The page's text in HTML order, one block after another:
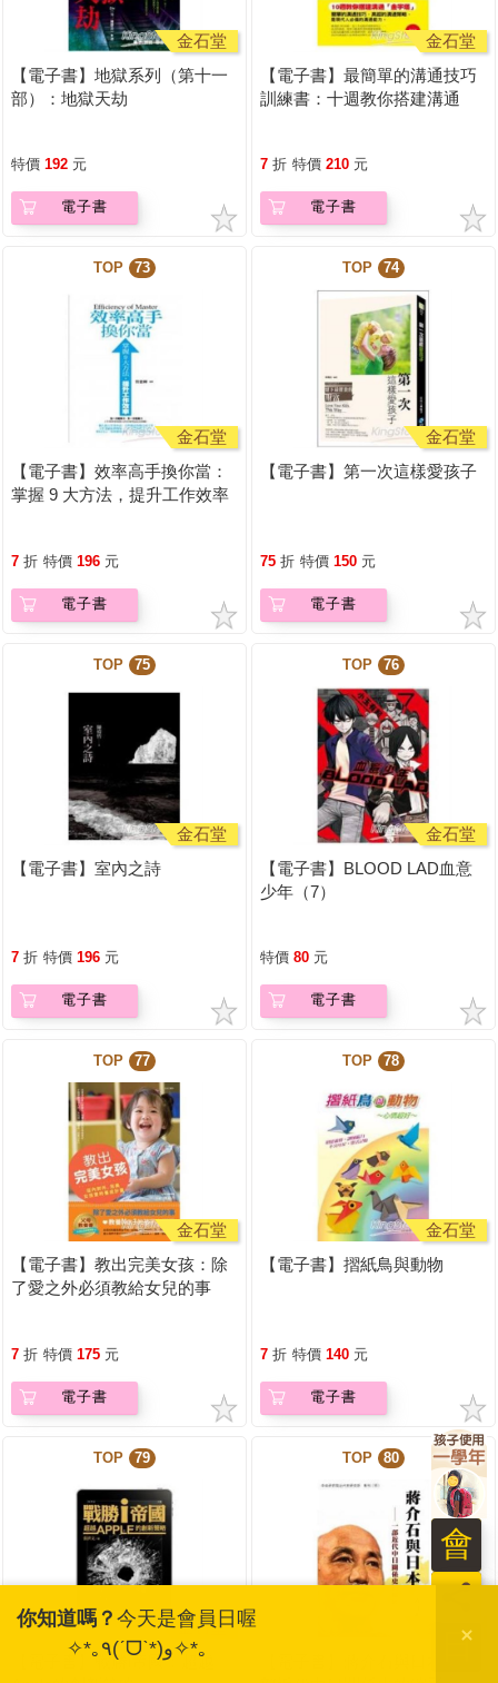
金石堂
【電子書】地獄系列（第十一
部）：地獄天劫
特價 192 元
電子書
金石堂
【電子書】最簡單的溝通技巧
訓練書：十週教你搭建溝通
7 折 特價 210 元
電子書
TOP 73
金石堂
【電子書】效率高手換你當：
掌握 9 大方法，提升工作效率
7 折 特價 196 元
電子書
TOP 74
金石堂
【電子書】第一次這樣愛孩子
75 折 特價 150 元
電子書
TOP 75
金石堂
【電子書】室內之詩
7 折 特價 196 元
電子書
TOP 76
金石堂
【電子書】BLOOD LAD血意
少年（7）
特價 80 元
電子書
TOP 77
金石堂
【電子書】教出完美女孩：除
了愛之外必須教給女兒的事
7 折 特價 175 元
電子書
TOP 78
金石堂
【電子書】摺紙鳥與動物
7 折 特價 140 元
電子書
TOP 79
金石堂
【電子書】戰勝i帝國：超越
TOP 80
金石堂
日
員
會
你知道嗎？ 今天是會員日喔
✧*｡٩(ˊᗜˋ*)و✧*｡